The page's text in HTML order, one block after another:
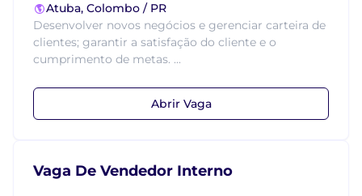
Atuba, Colombo / PR
Desenvolver novos negócios e gerenciar carteira de
clientes; garantir a satisfação do cliente e o
cumprimento de metas. ...
Abrir Vaga
Vaga De Vendedor Interno